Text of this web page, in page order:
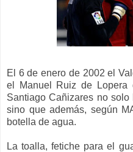
El 6 de enero de 2002 el
el Manuel Ruiz de
Santiago Cañizares no
sino que además, según
botella de agua.
La toalla,fetiche para e